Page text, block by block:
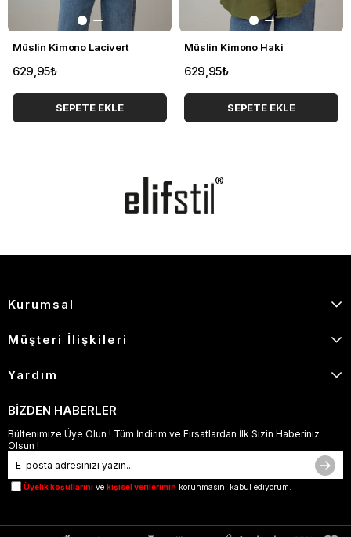
Müslin Kimono Lacivert
629,95₺
SEPETE EKLE
Müslin Kimono Haki
629,95₺
SEPETE EKLE
Kurumsal
Müşteri İlişkileri
Yardım
BİZDEN HABERLER
Bültenimize Üye Olun ! Tüm İndirim ve Fırsatlardan İlk Sizin Haberiniz
Olsun !
Üyelik koşullarını ve kişisel verilerimin korunmasını kabul ediyorum.